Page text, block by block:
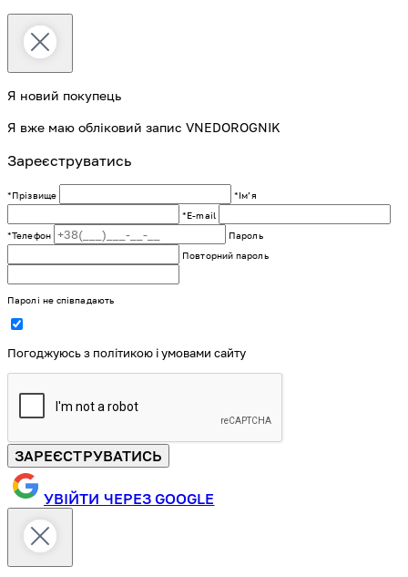
Я новий покупець
Я вже маю обліковий запис VNEDOROGNIK
Зареєструватись
*Прізвище
*Імʼя
*E-mail
*Телефон
Пароль
Повторний пароль
Паролі не співпадають
Погоджуюсь з політикою і умовами сайту
ЗАРЕЄСТРУВАТИСЬ
УВІЙТИ ЧЕРЕЗ GOOGLE